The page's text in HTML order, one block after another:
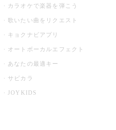
カラオケで楽器を弾こう
歌いたい曲をリクエスト
キョクナビアプリ
オートボーカルエフェクト
あなたの最適キー
サビカラ
JOYKIDS